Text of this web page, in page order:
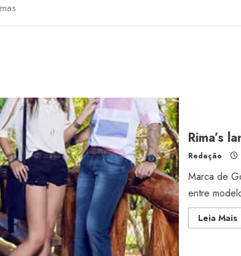
Rima’s
Redação
Marca de
entre
Leia Mais